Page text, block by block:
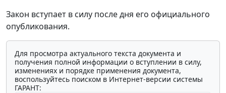
Закон вступает в силу после дня его официального
опубликования.
Для просмотра актуального текста документа и
получения полной информации о вступлении в силу,
изменениях и порядке применения документа,
воспользуйтесь поиском в Интернет-версии системы
ГАРАНТ: